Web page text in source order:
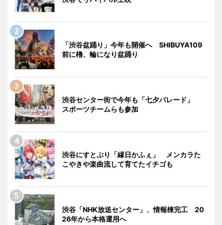
「渋谷盆踊り」今年も開催へ SHIBUYA109
前に櫓、輪になり盆踊り
渋谷センター街で今年も「七夕パレード」
スポーツチームらも参加
渋谷にすとぷり「縁日かふぇ」 メンカラた
こやきや楽曲流して育てたイチゴも
渋谷「NHK放送センター」、情報棟完工 20
26年から本格運用へ